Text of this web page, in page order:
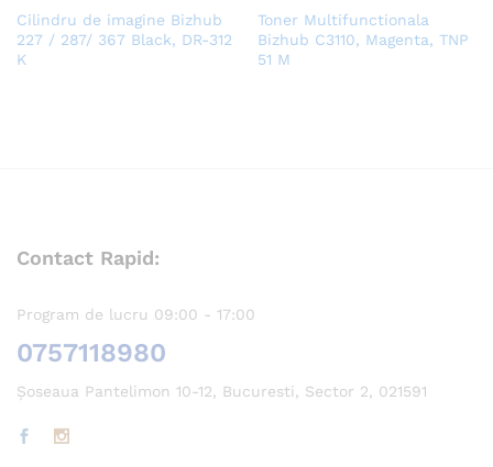
Cilindru de imagine Bizhub
227 / 287/ 367 Black, DR-312
K
Toner Multifunctionala
Bizhub C3110, Magenta, TNP
51 M
Contact Rapid:
Program de lucru 09:00 - 17:00
0757118980
Șoseaua Pantelimon 10-12, Bucuresti, Sector 2, 021591